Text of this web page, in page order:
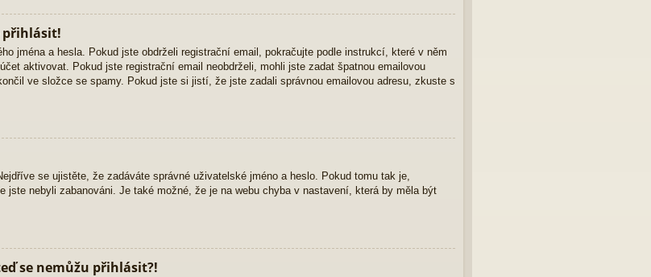
přihlásit!
jména a hesla. Pokud jste obdrželi registrační email, pokračujte podle instrukcí, které v něm
aktivovat. Pokud jste registrační email neobdrželi, mohli jste zadat špatnou emailovou
ve složce se spamy. Pokud jste si jistí, že jste zadali správnou emailovou adresu, zkuste s
se ujistěte, že zadáváte správné uživatelské jméno a heslo. Pokud tomu tak je,
jste nebyli zabanováni. Je také možné, že je na webu chyba v nastavení, která by měla být
se nemůžu přihlásit?!